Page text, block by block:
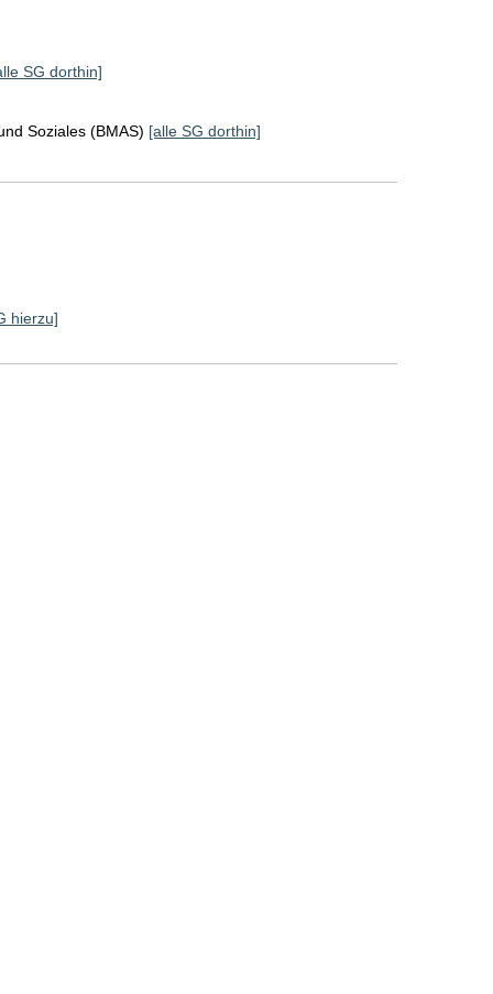
SG dorthin]
Soziales (BMAS) [alle SG dorthin]
hierzu]